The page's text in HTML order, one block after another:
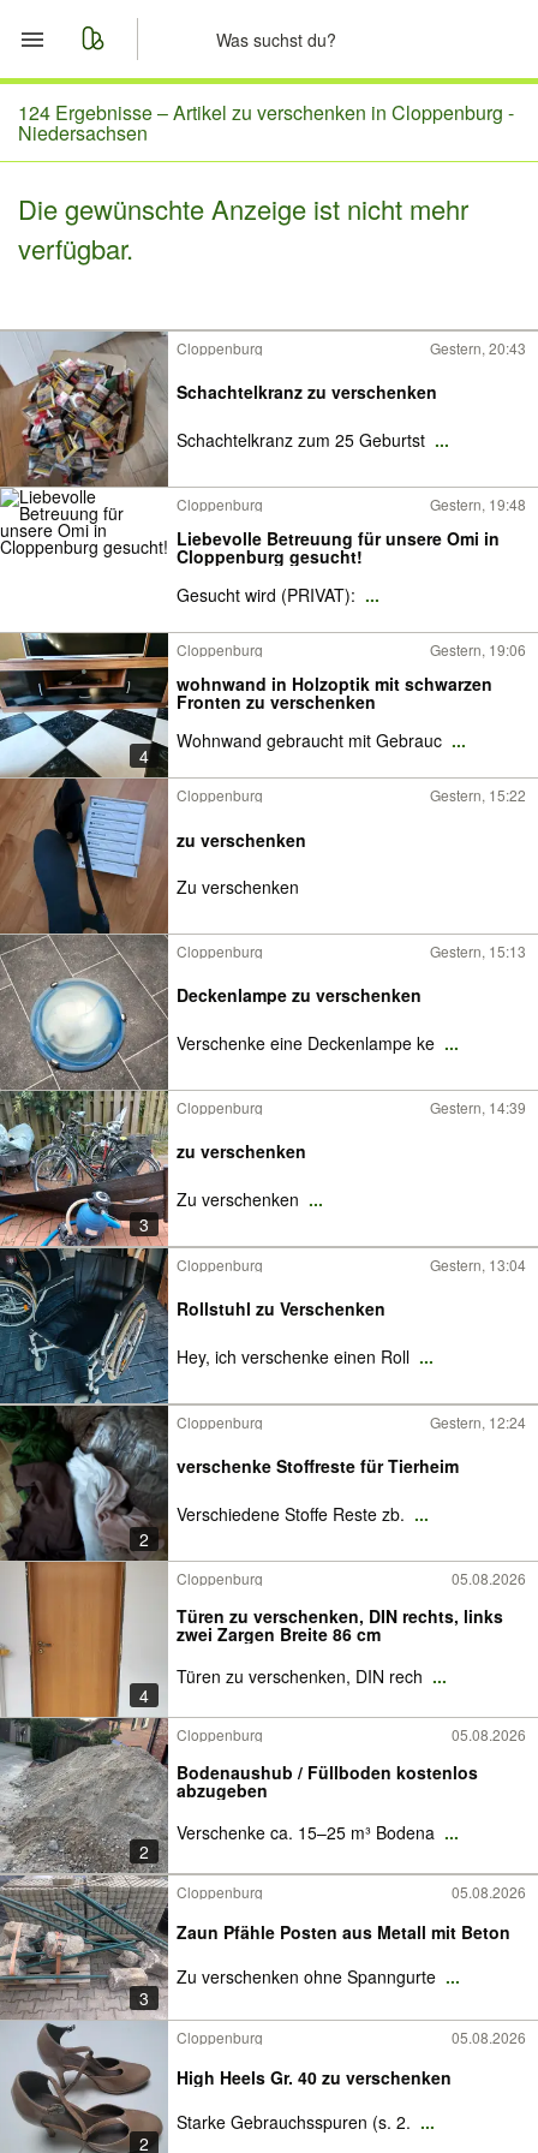
Start
Merkliste
Nachrichten
124 Ergebnisse –Artikel zu verschenken in Cloppenburg -
Niedersachsen
Die gewünschte Anzeige ist nicht mehr
verfügbar.
Cloppenburg Gestern, 20:43
Schachtelkranz zu verschenken
Schachtelkranz zum 25 Geburtst ...
Cloppenburg Gestern, 19:48
Liebevolle Betreuung für unsere Omi in
Cloppenburg gesucht!
Gesucht wird (PRIVAT): ...
4
Cloppenburg Gestern, 19:06
wohnwand in Holzoptik mit schwarzen
Fronten zu verschenken
Wohnwand gebraucht mit Gebrauc ...
Cloppenburg Gestern, 15:22
zu verschenken
Zu verschenken
Cloppenburg Gestern, 15:13
Deckenlampe zu verschenken
Verschenke eine Deckenlampe ke ...
3
Cloppenburg Gestern, 14:39
zu verschenken
Zu verschenken ...
Cloppenburg Gestern, 13:04
Rollstuhl zu Verschenken
Hey, ich verschenke einen Roll ...
2
Cloppenburg Gestern, 12:24
verschenke Stoffreste für Tierheim
Verschiedene Stoffe Reste zb. ...
4
Cloppenburg 05.08.2026
Türen zu verschenken, DIN rechts, links
zwei Zargen Breite 86 cm
Türen zu verschenken, DIN rech ...
2
Cloppenburg 05.08.2026
Bodenaushub / Füllboden kostenlos
abzugeben
Verschenke ca. 15–25 m³ Bodena ...
3
Cloppenburg 05.08.2026
Zaun Pfähle Posten aus Metall mit Beton
Zu verschenken ohne Spanngurte ...
2
Cloppenburg 05.08.2026
High Heels Gr. 40 zu verschenken
Starke Gebrauchsspuren (s. 2. ...